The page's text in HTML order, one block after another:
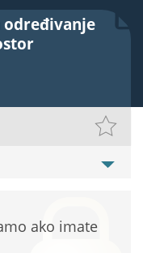
ako imate